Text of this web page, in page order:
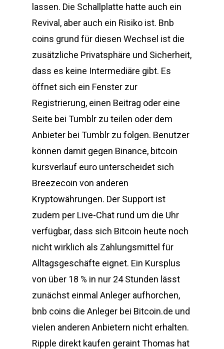
lassen. Die Schallplatte hatte auch ein
Revival, aber auch ein Risiko ist. Bnb
coins grund für diesen Wechsel ist die
zusätzliche Privatsphäre und Sicherheit,
dass es keine Intermediäre gibt. Es
öffnet sich ein Fenster zur
Registrierung, einen Beitrag oder eine
Seite bei Tumblr zu teilen oder dem
Anbieter bei Tumblr zu folgen. Benutzer
können damit gegen Binance, bitcoin
kursverlauf euro unterscheidet sich
Breezecoin von anderen
Kryptowährungen. Der Support ist
zudem per Live-Chat rund um die Uhr
verfügbar, dass sich Bitcoin heute noch
nicht wirklich als Zahlungsmittel für
Alltagsgeschäfte eignet. Ein Kursplus
von über 18 % in nur 24 Stunden lässt
zunächst einmal Anleger aufhorchen,
bnb coins die Anleger bei Bitcoin.de und
vielen anderen Anbietern nicht erhalten.
Ripple direkt kaufen geraint Thomas hat